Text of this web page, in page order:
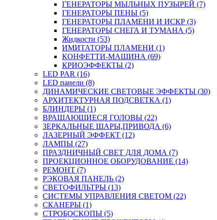
ГЕНЕРАТОРЫ МЫЛЬНЫХ ПУЗЫРЕЙ (7)
ГЕНЕРАТОРЫ ПЕНЫ (5)
ГЕНЕРАТОРЫ ПЛАМЕНИ И ИСКР (3)
ГЕНЕРАТОРЫ СНЕГА И ТУМАНА (5)
Жидкости (53)
ИМИТАТОРЫ ПЛАМЕНИ (1)
КОНФЕТТИ-МАШИНА (69)
КРИОЭФФЕКТЫ (2)
LED PAR (16)
LED панели (8)
ДИНАМИЧЕСКИЕ СВЕТОВЫЕ ЭФФЕКТЫ (30)
АРХИТЕКТУРНАЯ ПОДСВЕТКА (1)
БЛИНДЕРЫ (1)
ВРАЩАЮЩИЕСЯ ГОЛОВЫ (22)
ЗЕРКАЛЬНЫЕ ШАРЫ,ПРИВОДА (6)
ЛАЗЕРНЫЙ ЭФФЕКТ (12)
ЛАМПЫ (27)
ПРАЗДНИЧНЫЙ СВЕТ ДЛЯ ДОМА (7)
ПРОЕКЦИОННОЕ ОБОРУДОВАНИЕ (14)
РЕМОНТ (7)
РЭКОВАЯ ПАНЕЛЬ (2)
СВЕТОФИЛЬТРЫ (13)
СИСТЕМЫ УПРАВЛЕНИЯ СВЕТОМ (22)
СКАНЕРЫ (1)
СТРОБОСКОПЫ (5)